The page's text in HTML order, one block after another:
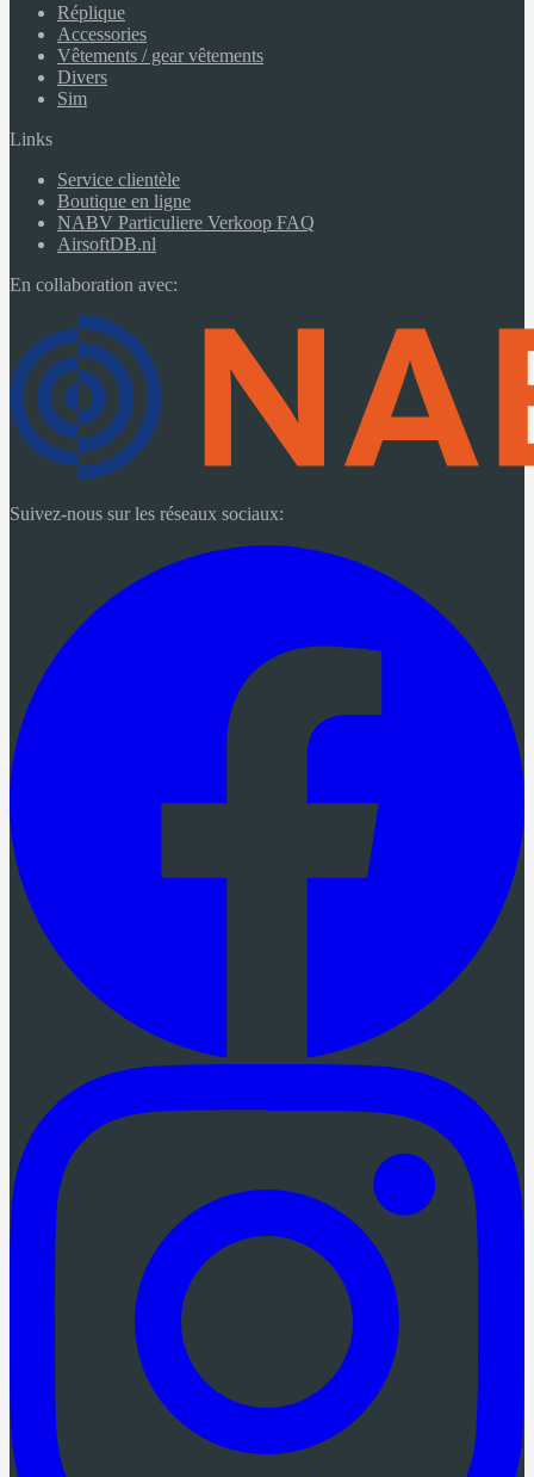
Réplique
Accessories
Vêtements / gear vêtements
Divers
Sim
Links
Service clientèle
Boutique en ligne
NABV Particuliere Verkoop FAQ
AirsoftDB.nl
En collaboration avec:
Suivez-nous sur les réseaux sociaux: